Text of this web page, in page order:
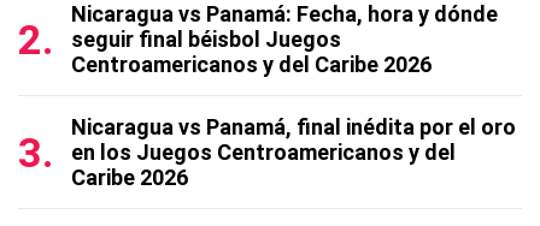
Nicaragua vs Panamá: Fecha, hora y dónde
seguir final béisbol Juegos
Centroamericanos y del Caribe 2026
Nicaragua vs Panamá, final inédita por el oro
en los Juegos Centroamericanos y del
Caribe 2026